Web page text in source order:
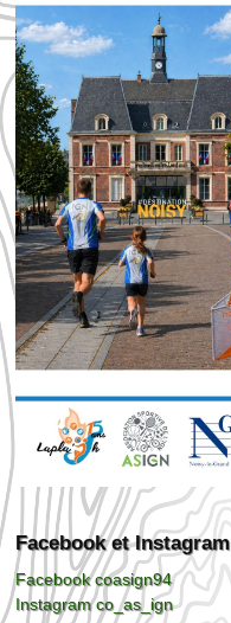
Facebook et Instagram
Facebook coasign94
Instagram co_as_ign